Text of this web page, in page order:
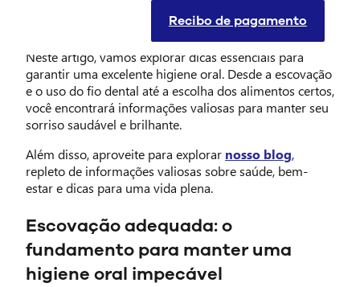
Recibo de pagamento
Neste artigo, vamos explorar dicas essenciais para
garantir uma excelente higiene oral. Desde a escovação
e o uso do fio dental até a escolha dos alimentos certos,
você encontrará informações valiosas para manter seu
sorriso saudável e brilhante.
Além disso, aproveite para explorar nosso blog,
repleto de informações valiosas sobre saúde, bem-
estar e dicas para uma vida plena.
Escovação adequada: o
fundamento para manter uma
higiene oral impecável